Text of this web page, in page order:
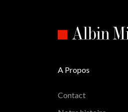
A Propos
Contact